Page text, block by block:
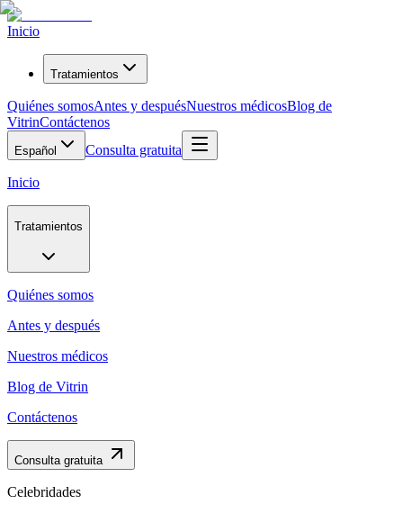
Inicio
Tratamientos
Quiénes somosAntes y despuésNuestros médicosBlog de
VitrinContáctenos
Español Consulta gratuita
Inicio
Tratamientos
Quiénes somos
Antes y después
Nuestros médicos
Blog de Vitrin
Contáctenos
Consulta gratuita
Celebridades